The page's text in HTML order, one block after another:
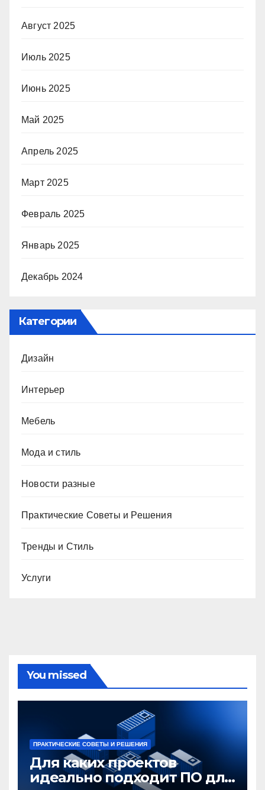
Август 2025
Июль 2025
Июнь 2025
Май 2025
Апрель 2025
Март 2025
Февраль 2025
Январь 2025
Декабрь 2024
Категории
Дизайн
Интерьер
Мебель
Мода и стиль
Новости разные
Практические Советы и Решения
Тренды и Стиль
Услуги
You missed
ПРАКТИЧЕСКИЕ СОВЕТЫ И РЕШЕНИЯ
Для каких проектов
идеально подходит ПО для